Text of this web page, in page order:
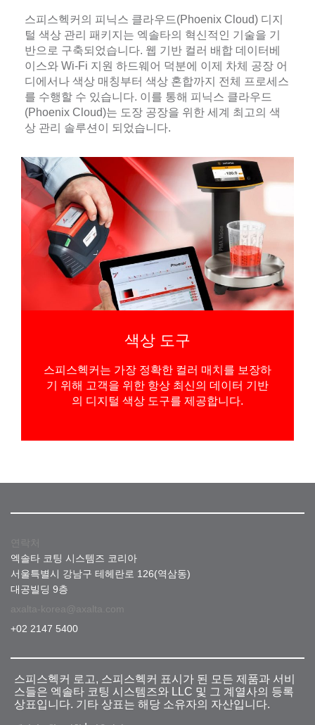
스피스헥커의 피닉스 클라우드(Phoenix Cloud) 디지
털 색상 관리 패키지는 엑솔타의 혁신적인 기술을 기
반으로 구축되었습니다. 웹 기반 컬러 배합 데이터베
이스와 Wi-Fi 지원 하드웨어 덕분에 이제 차체 공장 어
디에서나 색상 매칭부터 색상 혼합까지 전체 프로세스
를 수행할 수 있습니다. 이를 통해 피닉스 클라우드
(Phoenix Cloud)는 도장 공장을 위한 세계 최고의 색
상 관리 솔루션이 되었습니다.
색상 도구
스피스헥커는 가장 정확한 컬러 매치를 보장하
기 위해 고객을 위한 항상 최신의 데이터 기반
의 디지털 색상 도구를 제공합니다.
엑솔타 코팅 시스템즈 코리아
서울특별시 강남구 테헤란로 126(역삼동)
대공빌딩 9층
axalta-korea@axalta.com
+02 2147 5400
스피스헥커 로고, 스피스헥커 표시가 된 모든 제품과 서비
스들은 엑솔타 코팅 시스템즈와 LLC 및 그 계열사의 등록
상표입니다. 기타 상표는 해당 소유자의 자산입니다.